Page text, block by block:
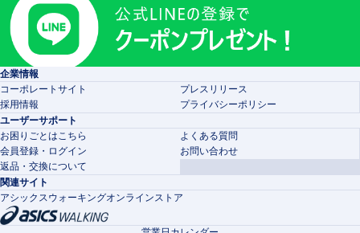
企業情報
コーポレートサイト
プレスリリース
採用情報
プライバシーポリシー
ユーザーサポート
お困りごとはこちら
よくある質問
会員登録・ログイン
お問い合わせ
返品・交換について
関連サイト
アシックスウォーキングオンラインストア